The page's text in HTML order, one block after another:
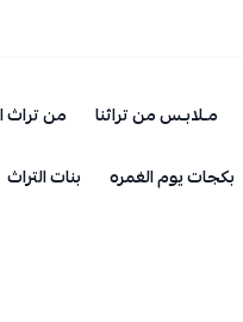
مـلابـس من تراثنا من تراث
بكجات يوم الغمره بنات التراث